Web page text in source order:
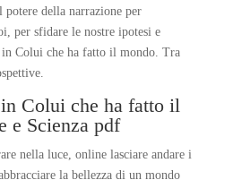
della narrazione per
per sfidare le nostre ipotesi e
Colui che ha fatto il mondo. Tra
Colui che ha fatto il
e Scienza pdf
nella luce, online lasciare andare i
la bellezza di un mondo